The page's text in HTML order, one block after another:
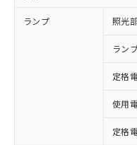
ランプ 照光
ラン
定格
使用
定格